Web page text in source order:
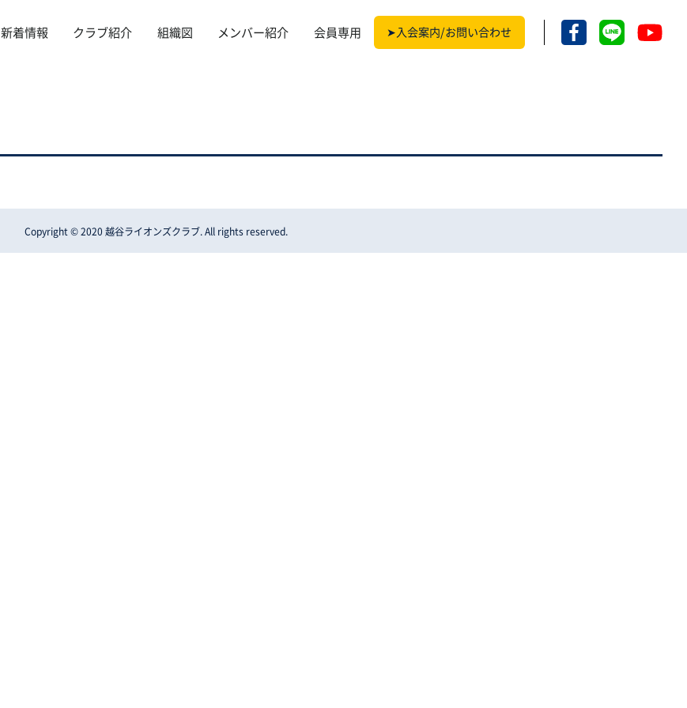
新着情報 クラブ紹介 組織図 メンバー紹介 会員専用 ➤入会案内/お問い合わせ
Copyright © 2020 越谷ライオンズクラブ. All rights reserved.